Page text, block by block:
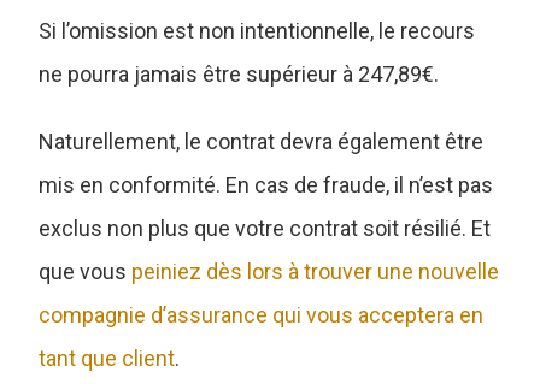
Si l’omission est non intentionnelle, le recours
ne pourra jamais être supérieur à 247,89€.
Naturellement, le contrat devra également être
mis en conformité. En cas de fraude, il n’est pas
exclus non plus que votre contrat soit résilié. Et
que vous peiniez dès lors à trouver une nouvelle
compagnie d’assurance qui vous acceptera en
tant que client.